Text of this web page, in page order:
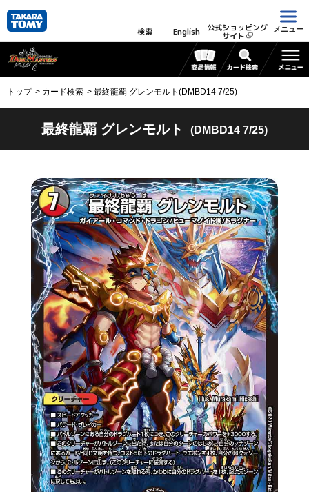
検索 English 公式ショッピング
サイト
メニュー
トップ カード検索 最終龍覇 グレンモルト(DMBD14 7/25)
最終龍覇 グレンモルト (DMBD14 7/25)